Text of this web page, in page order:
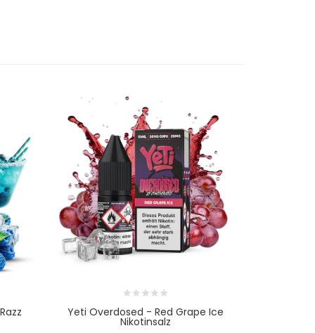
Yeti Overdosed - Red Grape Ice
Nikotinsalz